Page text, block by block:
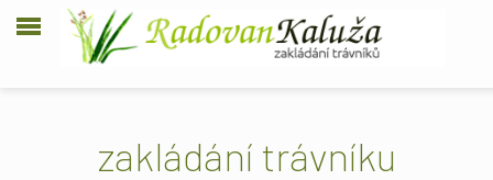
zakládání trávníku